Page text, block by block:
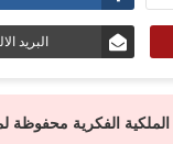
البريد
الملكية الفكرية محفوظة